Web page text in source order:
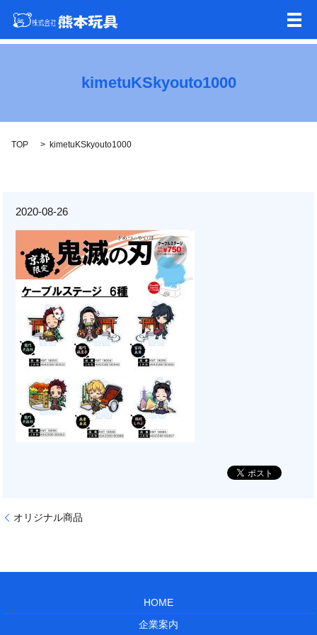
メ
kimetuKSkyouto1000
TOP kimetuKSkyouto1000
2020-08-26
オリジナル商品
HOME
企業案内